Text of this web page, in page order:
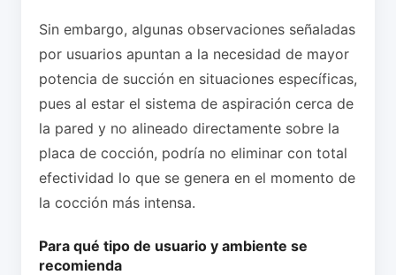
Sin embargo, algunas observaciones señaladas
por usuarios apuntan a la necesidad de mayor
potencia de succión en situaciones específicas,
pues al estar el sistema de aspiración cerca de
la pared y no alineado directamente sobre la
placa de cocción, podría no eliminar con total
efectividad lo que se genera en el momento de
la cocción más intensa.
Para qué tipo de usuario y ambiente se
recomienda